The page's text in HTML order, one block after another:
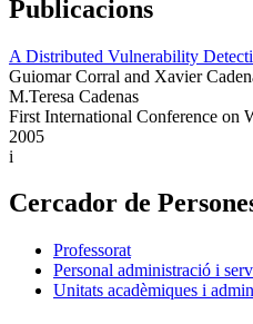
Publicacions
A Distributed Vulnerability
Guiomar Corral and Xavier
M.Teresa Cadenas
First International Conference on
2005
i
Cercador de
Professorat
Personal administració i
Unitats acadèmiques i